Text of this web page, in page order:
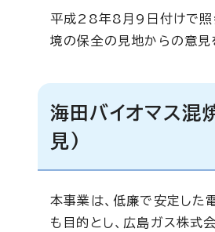
平成28年8月9日付けで照
境の保全の見地からの意見
海田バイオマス混
見)
本事業は、低廉で安定した
も目的とし、広島ガス株式